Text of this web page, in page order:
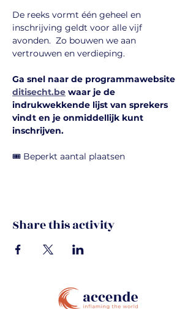
De reeks vormt één geheel en
inschrijving geldt voor alle vijf
avonden.  Zo bouwen we aan
vertrouwen en verdieping.
Ga snel naar de programmawebsite
ditisecht.be waar je de
indrukwekkende lijst van sprekers
vindt en je onmiddellijk kunt
inschrijven.
🎟️ Beperkt aantal plaatsen
Share this activity